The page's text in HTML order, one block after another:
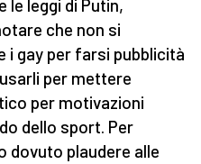
le leggi di Putin,
che non si
gay per farsi pubblicità
per mettere
per motivazioni
dello sport. Per
dovuto plaudere alle